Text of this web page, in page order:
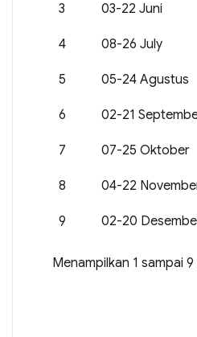
3 03-22 Juni
4 08-26 July
5 05-24 Agustus
6 02-21
7 07-25 Oktober
8 04-22
9 02-20
Menampilkan 1 sampai